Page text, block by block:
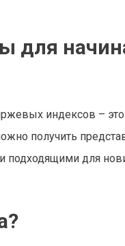
для
индексов –
получить
подходящими для